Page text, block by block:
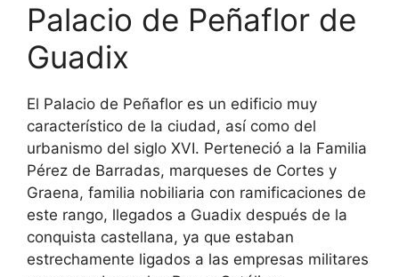
Palacio de Peñaflor de
Guadix
El Palacio de Peñaflor es un edificio muy
característico de la ciudad, así como del
urbanismo del siglo XVI. Perteneció a la Familia
Pérez de Barradas, marqueses de Cortes y
Graena, familia nobiliaria con ramificaciones de
este rango, llegados a Guadix después de la
conquista castellana, ya que estaban
estrechamente ligados a las empresas militares